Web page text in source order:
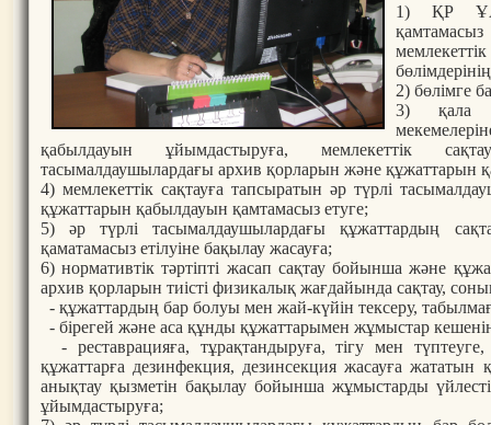
1) ҚР
2) бөлімге
3) қала
қабылдауын ұйымдастыруға, мемлекеттік
тасымалдаушылардағы архив қорларын және құжаттарын
4) мемлекеттік сақтауға тапсыратын әр түрлі
құжаттарын қабылдауын қамтамасыз етуге;
5) әр түрлі тасымалдаушылардағы құжаттардың
қаматамасыз етілуіне бақылау жасауға;
6) нормативтік тәртіпті жасап сақтау бойынша және
архив қорларын тиісті физикалық жағдайында сақтау,
- құжаттардың бар болуы мен жай-күйін тексеру,
- бірегей және аса құнды құжаттарымен жұмыстар
- реставрацияға, тұрақтандыруға, тігу мен
құжаттарға дезинфекция, дезинсекция жасауға
анықтау қызметін бақылау бойынша жұмыстарды
ұйымдастыруға;